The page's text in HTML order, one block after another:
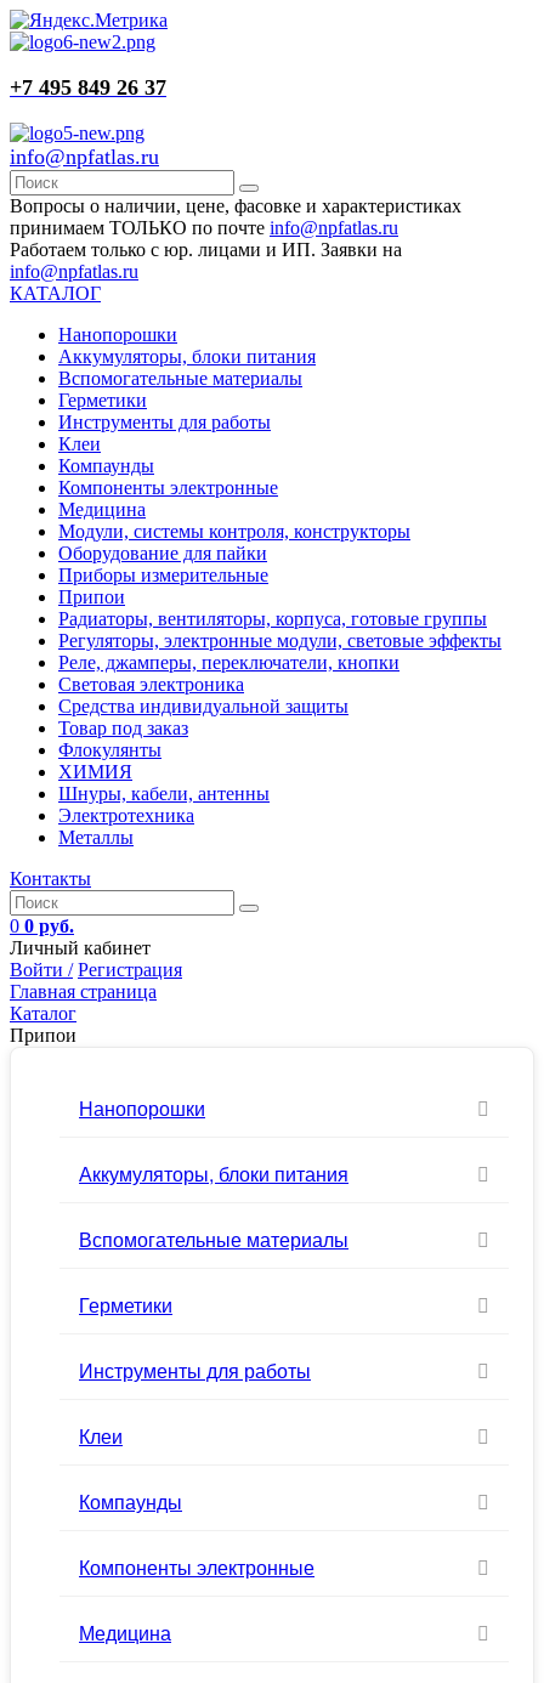
+7 495 849 26 37
info@npfatlas.ru
Вопросы о наличии, цене, фасовке и характеристиках
принимаем ТОЛЬКО по почте info@npfatlas.ru
Работаем только с юр. лицами и ИП. Заявки на
info@npfatlas.ru
КАТАЛОГ
Нанопорошки
Аккумуляторы, блоки питания
Вспомогательные материалы
Герметики
Инструменты для работы
Клеи
Компаунды
Компоненты электронные
Медицина
Модули, системы контроля, конструкторы
Оборудование для пайки
Приборы измерительные
Припои
Радиаторы, вентиляторы, корпуса, готовые группы
Регуляторы, электронные модули, световые эффекты
Реле, джамперы, переключатели, кнопки
Световая электроника
Средства индивидуальной защиты
Товар под заказ
Флокулянты
ХИМИЯ
Шнуры, кабели, антенны
Электротехника
Металлы
Контакты
0 0 руб.
Личный кабинет
Войти / Регистрация
Главная страница
Каталог
Припои
Нанопорошки
Аккумуляторы, блоки питания
Вспомогательные материалы
Герметики
Инструменты для работы
Клеи
Компаунды
Компоненты электронные
Медицина